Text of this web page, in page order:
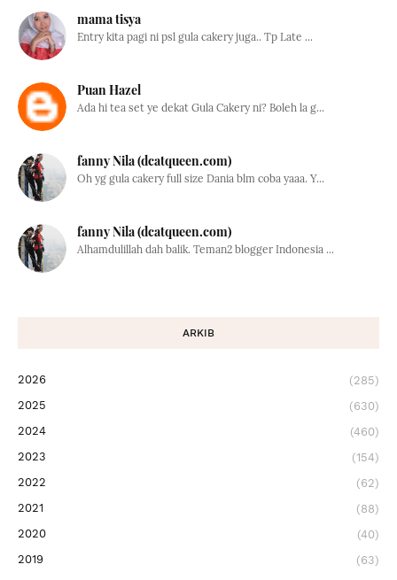
mama tisya
Entry kita pagi ni psl gula cakery juga.. Tp Late ...
Puan Hazel
Ada hi tea set ye dekat Gula Cakery ni? Boleh la g...
fanny Nila (dcatqueen.com)
Oh yg gula cakery full size Dania blm coba yaaa. Y...
fanny Nila (dcatqueen.com)
Alhamdulillah dah balik. Teman2 blogger Indonesia ...
ARKIB
2026
(285)
2025
(630)
2024
(460)
2023
(154)
2022
(62)
2021
(88)
2020
(40)
2019
(63)